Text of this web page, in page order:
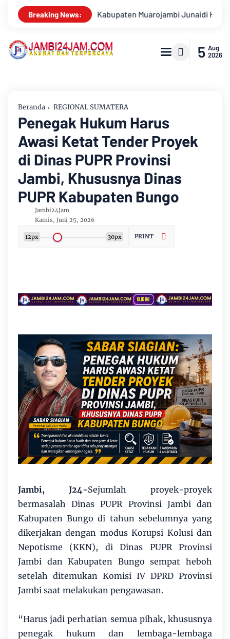
Breaking News:
Muarojambi Junaidi H Mahir Resmi Bergabung Dengan Partai
5 Aug
2026
Beranda REGIONAL SUMATERA
Penegak Hukum Harus
Awasi Ketat Tender Proyek
di Dinas PUPR Provinsi
Jambi, Khususnya Dinas
PUPR Kabupaten Bungo
Jambi24Jam
Kamis, Juni 25, 2026
12px 30px PRINT
Jambi, J24-Sejumlah proyek-proyek
bermasalah Dinas PUPR Provinsi Jambi dan
Kabupaten Bungo di tahun sebelumnya yang
dikerjakan dengan modus Korupsi Kolusi dan
Nepotisme (KKN), di Dinas PUPR Provinsi
Jambi dan Kabupaten Bungo sempat heboh
setelah ditemukan Komisi IV DPRD Provinsi
Jambi saat melakukan pengawasan.
“Harus jadi perhatian semua pihak, khususnya
penegak hukum dan lembaga-lembaga